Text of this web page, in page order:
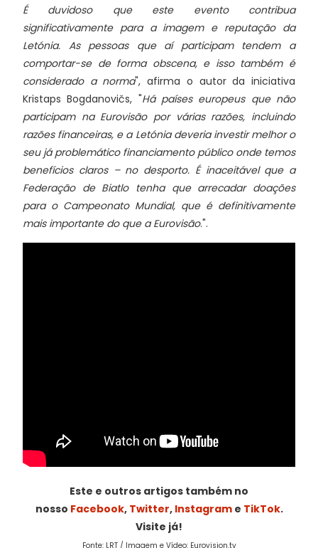
É duvidoso que este evento contribua
significativamente para a imagem e reputação da
Letónia. As pessoas que aí participam tendem a
comportar-se de forma obscena, e isso também é
considerado a norma", afirma o autor da iniciativa
Kristaps Bogdanovičs, "Há países europeus que não
participam na Eurovisão por várias razões, incluindo
razões financeiras, e a Letónia deveria investir melhor o
seu já problemático financiamento público onde temos
benefícios claros – no desporto. É inaceitável que a
Federação de Biatlo tenha que arrecadar doações
para o Campeonato Mundial, que é definitivamente
mais importante do que a Eurovisão.".
Este e outros artigos também no
nosso Facebook, Twitter, Instagrame TikTok.
Visite já!
Fonte: LRT / Imagem e Vídeo: Eurovision.tv